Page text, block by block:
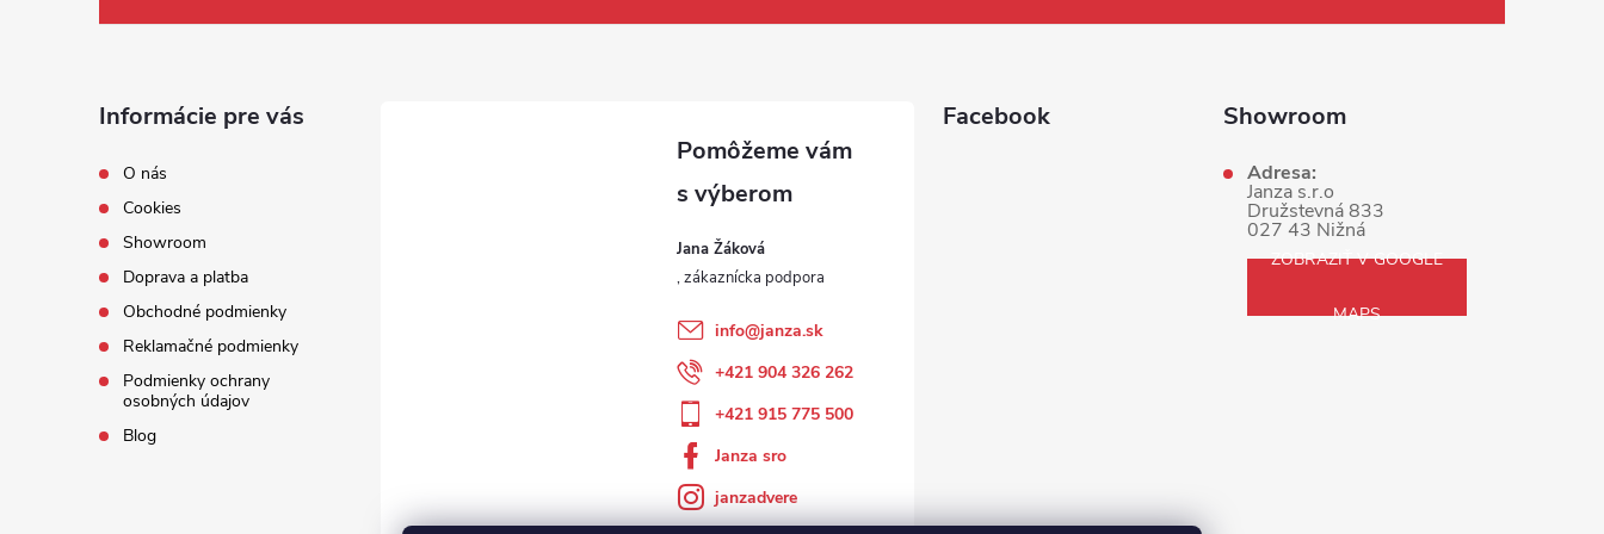
Informácie pre vás
O nás
Cookies
Showroom
Doprava a platba
Obchodné podmienky
Reklamačné podmienky
Podmienky ochrany
osobných údajov
Blog
Jana Žáková
info@janza.sk
+421 904 326 262
+421 915 775 500
Janza sro
janzadvere
Facebook Showroom
Adresa:
Janza s.r.o
Družstevná 833
027 43 Nižná
ZOBRAZIŤ V GOOGLE
MAPS